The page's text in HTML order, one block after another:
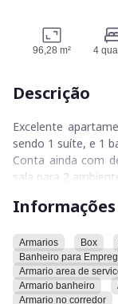
96,28 m² 4
Descrição
Excelente
sendo 1 suíte, e 1
Conta ainda com
sala para 2
porcelanato.
garagem nº 24.
Armarios Box
Banheiro para
Armario area de
Armario banheiro
Armario no corredor